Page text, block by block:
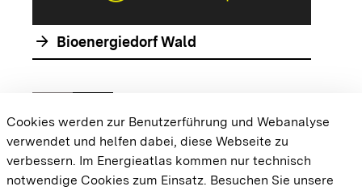
arrow_forward Bioenergiedorf Wald
Zur vorhergehenden Folie springen
chevron_rightZur nächsten Folie springen
{{#displayPraxisbeispielMap}} {{{body}}}
{{/displayPraxisbeispielMap}}
Cookies werden zur Benutzerführung und Webanalyse
verwendet und helfen dabei, diese Webseite zu
verbessern. Im Energieatlas kommen nur technisch
notwendige Cookies zum Einsatz. Besuchen Sie unsere